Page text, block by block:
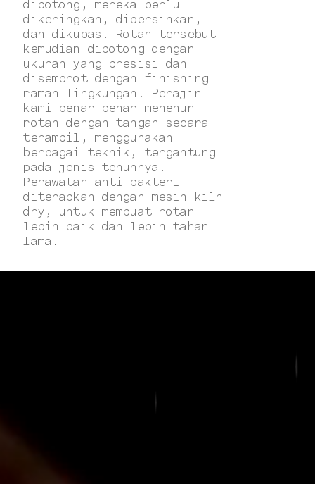
dipotong, mereka perlu
dikeringkan, dibersihkan,
dan dikupas. Rotan tersebut
kemudian dipotong dengan
ukuran yang presisi dan
disemprot dengan finishing
ramah lingkungan. Perajin
kami benar-benar menenun
rotan dengan tangan secara
terampil, menggunakan
berbagai teknik, tergantung
pada jenis tenunnya.
Perawatan anti-bakteri
diterapkan dengan mesin kiln
dry, untuk membuat rotan
lebih baik dan lebih tahan
lama.